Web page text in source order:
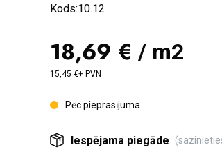
Kods:10.12
18,69 € / m2
15,45 €+ PVN
Pēc pieprasījuma
Iespējama piegāde